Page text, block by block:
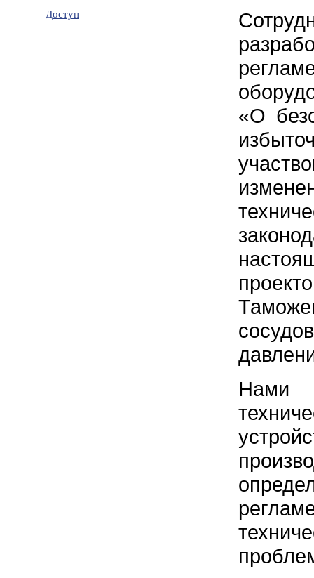
Доступ
«О
Нами